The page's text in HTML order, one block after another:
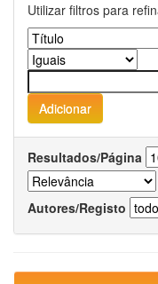
Utilizar filtros para
Resultados/Página
Autores/Registo